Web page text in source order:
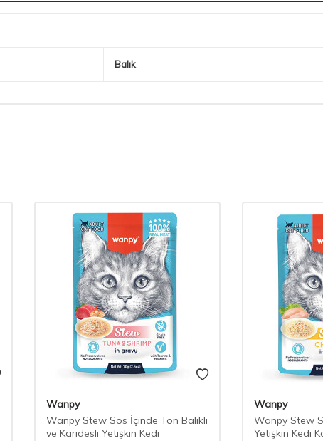
Balık
Wanpy
Wanpy Stew Sos İçinde Ton Balıklı
ve Karidesli Yetişkin Kedi
Wanpy
Wanpy Stew
Yetişkin Kedi